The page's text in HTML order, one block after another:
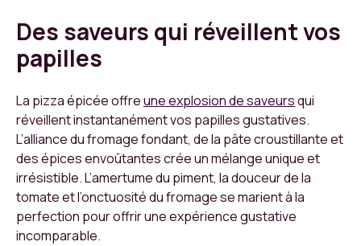
Des saveurs qui réveillent vos
papilles
La pizza épicée offreune explosion de saveursqui
réveillent instantanément vos papilles gustatives.
L’alliance du fromage fondant, de la pâte croustillante et
des épices envoûtantes crée un mélange unique et
irrésistible. L’amertume du piment, la douceur de la
tomate et l’onctuosité du fromage se marient à la
perfection pour offrir une expérience gustative
incomparable.